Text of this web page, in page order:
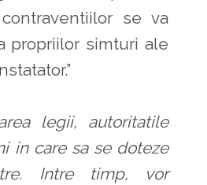
se va
propriilor simturi ale
legii, autoritatile
in care sa se doteze
Intre timp, vor